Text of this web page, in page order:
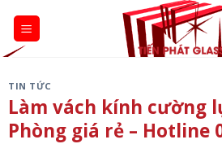
content
TIN TỨC
Làm vách kính cường
Phòng giá rẻ – Hotline